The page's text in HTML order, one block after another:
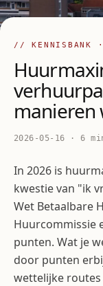
// KENNISBANK ·
manieren
2026-05-16 · 6
In 2026 is
kwestie van "ik
Wet Betaalbare
Huurcommissie
punten. Wat je
door punten
wettelijke